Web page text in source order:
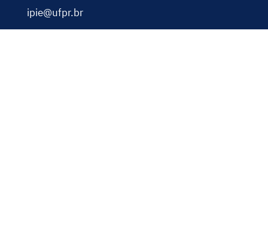
ipie@ufpr.br